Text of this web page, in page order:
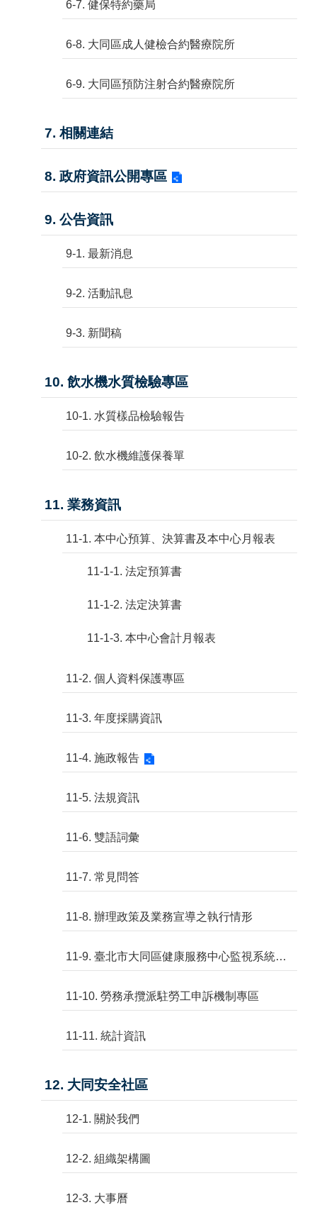
6-7. 健保特約藥局
6-8. 大同區成人健檢合約醫療院所
6-9. 大同區預防注射合約醫療院所
7. 相關連結
8. 政府資訊公開專區
9. 公告資訊
9-1. 最新消息
9-2. 活動訊息
9-3. 新聞稿
10. 飲水機水質檢驗專區
10-1. 水質樣品檢驗報告
10-2. 飲水機維護保養單
11. 業務資訊
11-1. 本中心預算、決算書及本中心月報表
11-1-1. 法定預算書
11-1-2. 法定決算書
11-1-3. 本中心會計月報表
11-2. 個人資料保護專區
11-3. 年度採購資訊
11-4. 施政報告
11-5. 法規資訊
11-6. 雙語詞彙
11-7. 常見問答
11-8. 辦理政策及業務宣導之執行情形
11-9. 臺北市大同區健康服務中心監視系統設置區位
11-10. 勞務承攬派駐勞工申訴機制專區
11-11. 統計資訊
12. 大同安全社區
12-1. 關於我們
12-2. 組織架構圖
12-3. 大事曆